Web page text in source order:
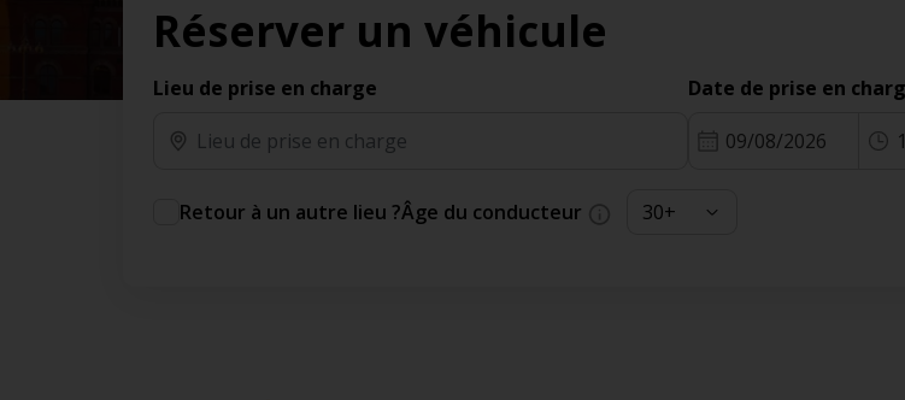
des jours gratuits.*
Ajout gratuit du partenaire comme conducteur
additionnel
supplémentaires.
Réserver un véhicule
Lieu de prise en charge Date de prise en
09/08/2026
Retour à un autre lieu ?Âge du conducteur